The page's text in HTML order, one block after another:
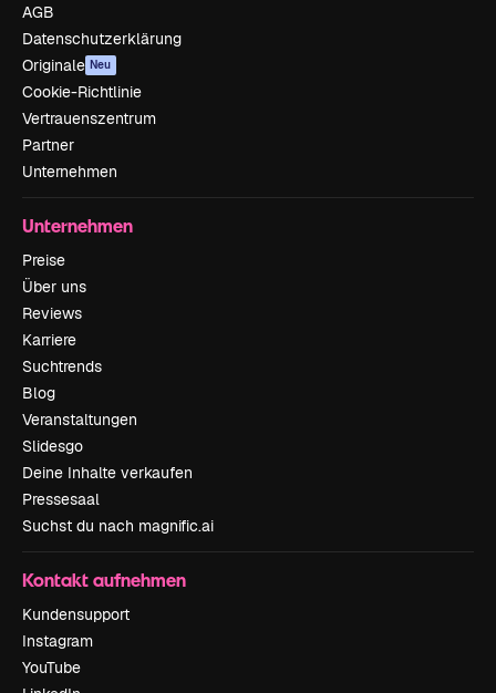
AGB
Datenschutzerklärung
Originale Neu
Cookie-Richtlinie
Vertrauenszentrum
Partner
Unternehmen
Unternehmen
Preise
Über uns
Reviews
Karriere
Suchtrends
Blog
Veranstaltungen
Slidesgo
Deine Inhalte verkaufen
Pressesaal
Suchst du nach magnific.ai
Kontakt aufnehmen
Kundensupport
Instagram
YouTube